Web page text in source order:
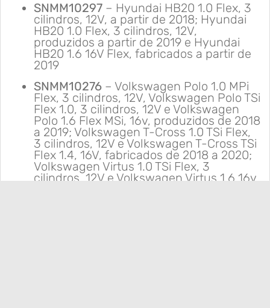
SNMM10297 – Hyundai HB20 1.0 Flex, 3
cilindros, 12V, a partir de 2018; Hyundai
HB20 1.0 Flex, 3 cilindros, 12V,
produzidos a partir de 2019 e Hyundai
HB20 1.6 16V Flex, fabricados a partir de
2019
SNMM10276 – Volkswagen Polo 1.0 MPi
Flex, 3 cilindros, 12V, Volkswagen Polo TSi
Flex 1.0, 3 cilindros, 12V e Volkswagen
Polo 1.6 Flex MSi, 16v, produzidos de 2018
a 2019; Volkswagen T-Cross 1.0 TSi Flex,
3 cilindros, 12V e Volkswagen T-Cross TSi
Flex 1.4, 16V, fabricados de 2018 a 2020;
Volkswagen Virtus 1.0 TSi Flex, 3
cilindros, 12V e Volkswagen Virtus 1.6 16v